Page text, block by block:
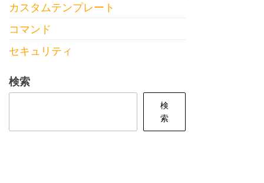
カスタムテンプレート
コマンド
セキュリティ
検索
検
索